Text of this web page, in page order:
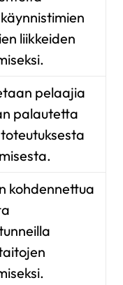
liikkeiden
pelaajia
palautetta
kohdennettua